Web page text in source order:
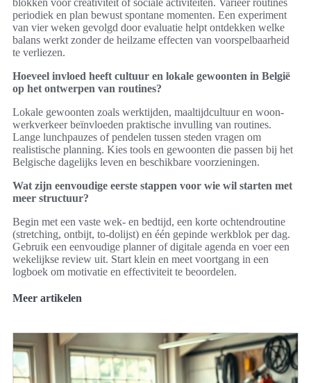
blokken voor creativiteit of sociale activiteiten. Varieer routines
periodiek en plan bewust spontane momenten. Een experiment
van vier weken gevolgd door evaluatie helpt ontdekken welke
balans werkt zonder de heilzame effecten van voorspelbaarheid
te verliezen.
Hoeveel invloed heeft cultuur en lokale gewoonten in België
op het ontwerpen van routines?
Lokale gewoonten zoals werktijden, maaltijdcultuur en woon-
werkverkeer beïnvloeden praktische invulling van routines.
Lange lunchpauzes of pendelen tussen steden vragen om
realistische planning. Kies tools en gewoonten die passen bij het
Belgische dagelijks leven en beschikbare voorzieningen.
Wat zijn eenvoudige eerste stappen voor wie wil starten met
meer structuur?
Begin met een vaste wek- en bedtijd, een korte ochtendroutine
(stretching, ontbijt, to-dolijst) en één gepinde werkblok per dag.
Gebruik een eenvoudige planner of digitale agenda en voer een
wekelijkse review uit. Start klein en meet voortgang in een
logboek om motivatie en effectiviteit te beoordelen.
Meer artikelen